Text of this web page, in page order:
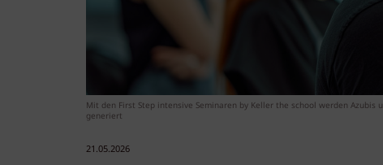
Mit den First Step intensive Seminaren by Keller the school werden
generiert
21.05.2026